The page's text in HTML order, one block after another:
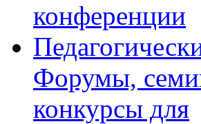
конференции
Форумы,
конкурсы для